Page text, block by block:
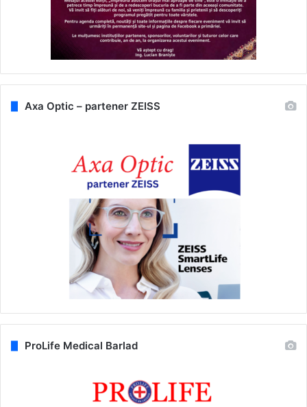
Axa Optic – partener ZEISS
ProLife Medical Barlad